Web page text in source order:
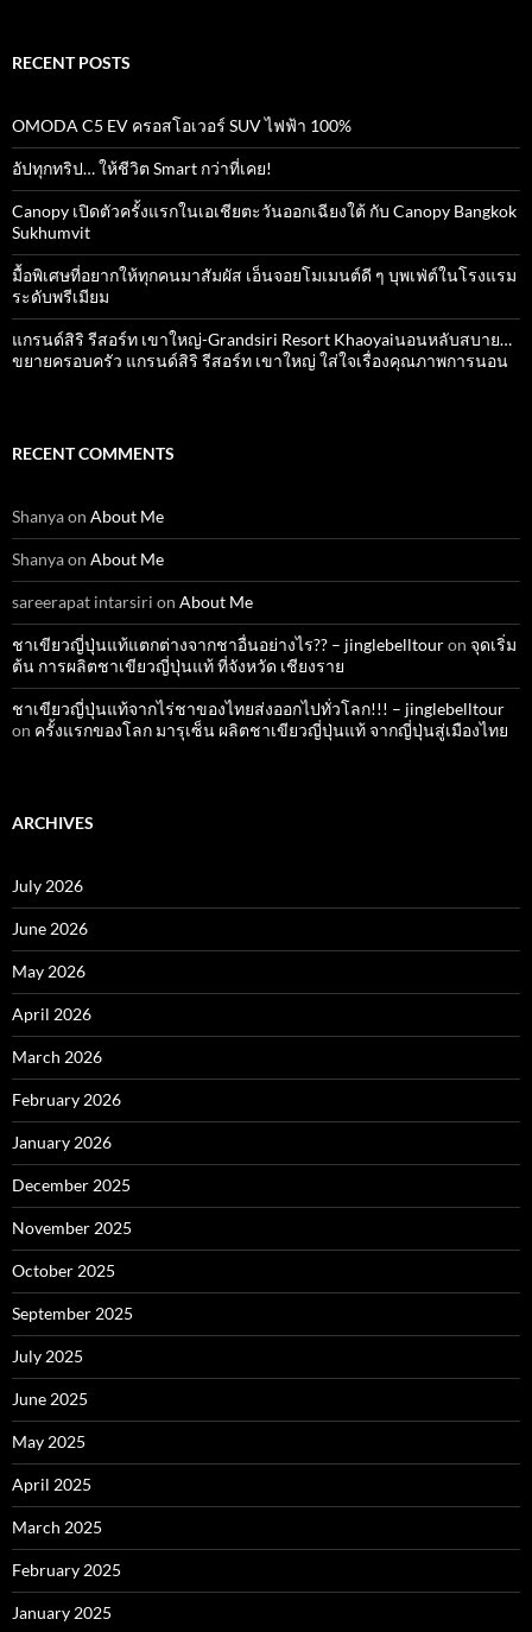
RECENT POSTS
OMODA C5 EV ครอสโอเวอร์ SUV ไฟฟ้า 100%
อัปทุกทริป… ให้ชีวิต Smart กว่าที่เคย!
Canopy เปิดตัวครั้งแรกในเอเชียตะวันออกเฉียงใต้ กับ Canopy Bangkok
Sukhumvit
มื้อพิเศษที่อยากให้ทุกคนมาสัมผัส เอ็นจอยโมเมนต์ดี ๆ บุพเฟ่ต์ในโรงแรม
ระดับพรีเมียม
แกรนด์สิริ​ รีสอร์ท​ เขาใหญ่​-Grandsiri​ Resort​ Khaoyaiนอนหลับสบาย…
ขยายครอบครัว แกรนด์สิริ รีสอร์ท เขาใหญ่ ใส่ใจเรื่องคุณภาพการนอน
RECENT COMMENTS
Shanyaon About Me
Shanyaon About Me
sareerapat intarsiri on About Me
ชาเขียวญี่ปุ่นแท้แตกต่างจากชาอื่นอย่างไร?? – jinglebelltouron จุดเริ่ม
ต้น การผลิตชาเขียวญี่ปุ่นแท้ ที่จังหวัด เชียงราย
ชาเขียวญี่ปุ่นแท้จากไร่ชาของไทยส่งออกไปทั่วโลก!!! – jinglebelltour
on ครั้งแรกของโลก มารุเซ็น ผลิตชาเขียวญี่ปุ่นแท้ จากญี่ปุ่นสู่เมืองไทย
ARCHIVES
July 2026
June 2026
May 2026
April 2026
March 2026
February 2026
January 2026
December 2025
November 2025
October 2025
September 2025
July 2025
June 2025
May 2025
April 2025
March 2025
February 2025
January 2025